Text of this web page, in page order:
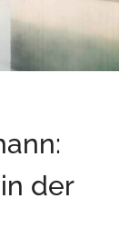
der